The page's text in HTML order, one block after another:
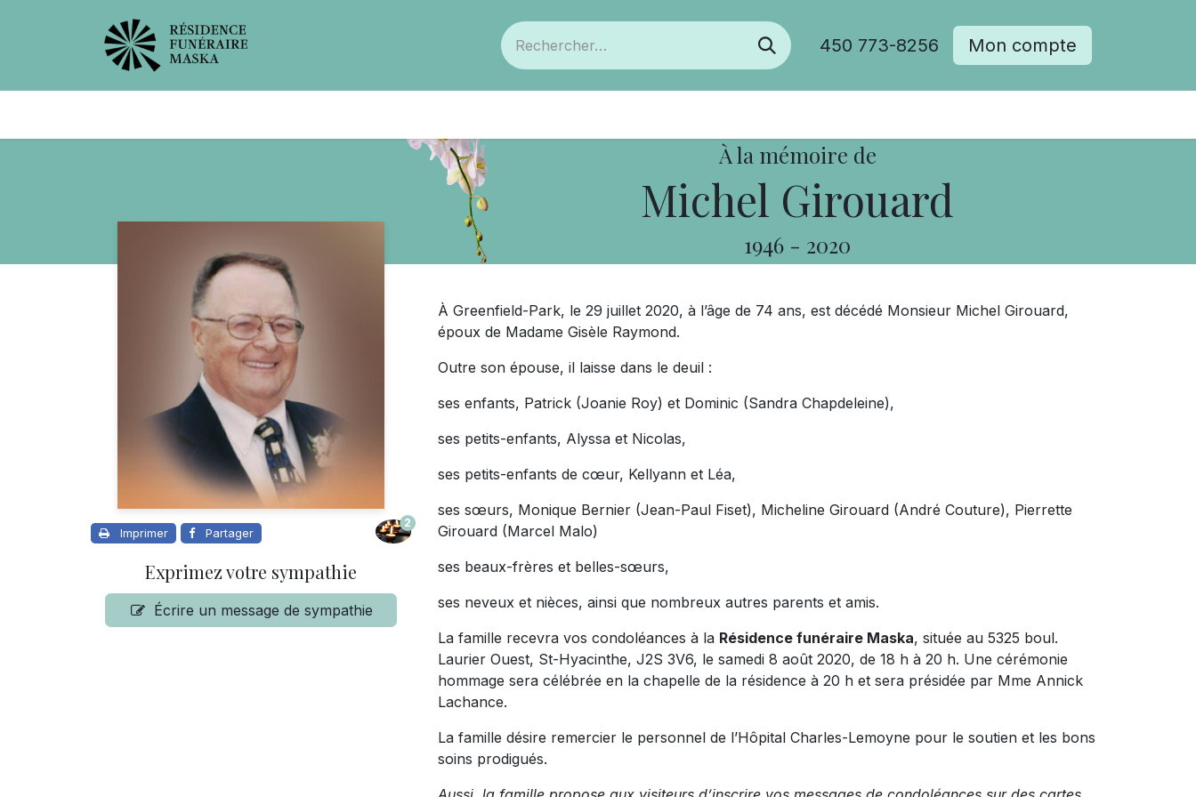
450 773-8256 Mon compte
À la mémoire de
Michel Girouard
1946 - 2020
Imprimer Partager
2
Exprimez votre sympathie
Écrire un message de sympathie
À Greenfield-Park, le 29 juillet 2020, à l’âge de 74 ans, est décédé Monsieur Michel Girouard,
époux de Madame Gisèle Raymond.
Outre son épouse, il laisse dans le deuil :
ses enfants, Patrick (Joanie Roy) et Dominic (Sandra Chapdeleine),
ses petits-enfants, Alyssa et Nicolas,
ses petits-enfants de cœur, Kellyann et Léa,
ses sœurs, Monique Bernier (Jean-Paul Fiset), Micheline Girouard (André Couture), Pierrette
Girouard (Marcel Malo)
ses beaux-frères et belles-sœurs,
ses neveux et nièces, ainsi que nombreux autres parents et amis.
La famille recevra vos condoléances à la Résidence funéraire Maska, située au 5325 boul.
Laurier Ouest, St-Hyacinthe, J2S 3V6, le samedi 8 août 2020, de 18 h à 20 h. Une cérémonie
hommage sera célébrée en la chapelle de la résidence à 20 h et sera présidée par Mme Annick
Lachance.
La famille désire remercier le personnel de l’Hôpital Charles-Lemoyne pour le soutien et les bons
soins prodigués.